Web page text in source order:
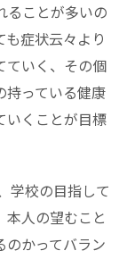
ることが多いの
症状云々より
ていく、その個
持っている健康
いくことが目標
学校の目指して
本人の望むこと
のかってバラン